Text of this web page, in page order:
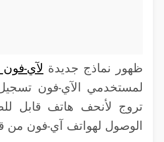
ظهور نماذج جديدة لآي-فون SE 4
لمستخدمي الآي-فون
الوصول لهواتف آي-فون من